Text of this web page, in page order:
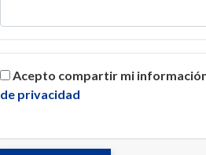
Acepto compartir mi
de privacidad